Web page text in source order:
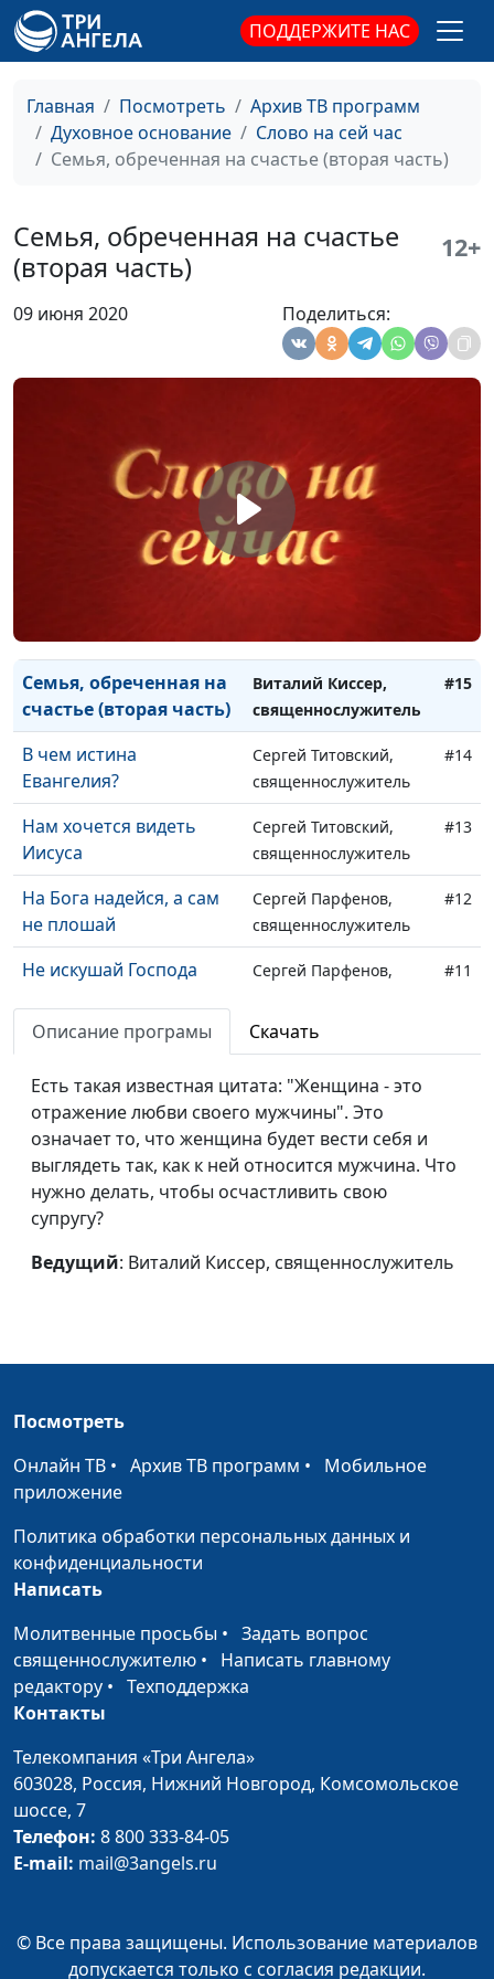
ПОДДЕРЖИТЕ НАС
Главная Посмотреть
Архив ТВ программ
Духовное основание
Слово на сей час
Семья, обреченная на счастье (вторая часть)
Семья, обреченная на счастье
(вторая часть)
12+
09 июня 2020 Поделиться:
Жить достойно -
умереть достойно
Андрей Довгель,
священнослужитель
#35
Живая вера
Андрей Довгель,
священнослужитель
На что готов Бог ради
любви?
Андрей Довгель,
#32
Гора преображения
Сергей Пацукевич,
священнослужитель
#20
Взыщите Господа во
время засухи
Сергей Пацукевич,
священнослужитель
Золотой теленок 21-ого
Сергей Парфенов,
священнослужитель
священнослужитель
Семья, обреченная на
счастье (вторая часть)
Виталий Киссер,
священнослужитель
#15
В чем истина
Евангелия?
Сергей Титовский,
священнослужитель
#14
Нам хочется видеть
Иисуса
Сергей Титовский,
священнослужитель
#13
На Бога надейся, а сам
не плошай
Сергей Парфенов,
священнослужитель
#12
Не искушай Господа
Сергей Парфенов,
#11
Семья, обреченная на
Виталий Киссер,
Четыре фотографии
Бога
Виталий Киссер,
священнослужитель
Цена следования за
Иисусом
Александр Синицын,
Десять притч из
Александр Синицын,
#7
Библию?
Как правильно
понимать слова
человека?
Александр Синицын,
Понять, простить и
отпустить (вторая
часть)
Понять, простить и
отпустить (первая
часть)
Виталий Киссер,
Современное
руководство к
счастливой жизни
Виталий Киссер,
священнослужитель
Описание програмы Скачать
Есть такая известная цитата: "Женщина - это
отражение любви своего мужчины". Это
означает то, что женщина будет вести себя и
выглядеть так, как к ней относится мужчина. Что
нужно делать, чтобы осчастливить свою
супругу?
Ведущий: Виталий Киссер, священнослужитель
Посмотреть
Онлайн ТВ • Архив ТВ программ • Мобильное
приложение
Политика обработки персональных данных и
конфиденциальности
Написать
Молитвенные просьбы • Задать вопрос
священнослужителю • Написать главному
редактору • Техподдержка
Контакты
Телекомпания «Три Ангела»
603028, Россия, Нижний Новгород, Комсомольское
шоссе, 7
Телефон: 8 800 333-84-05
E-mail: mail@3angels.ru
© Все права защищены. Использование материалов
допускается только с согласия редакции.